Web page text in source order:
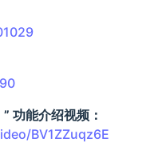
功能介绍视频：
BV1ZZuqz6E